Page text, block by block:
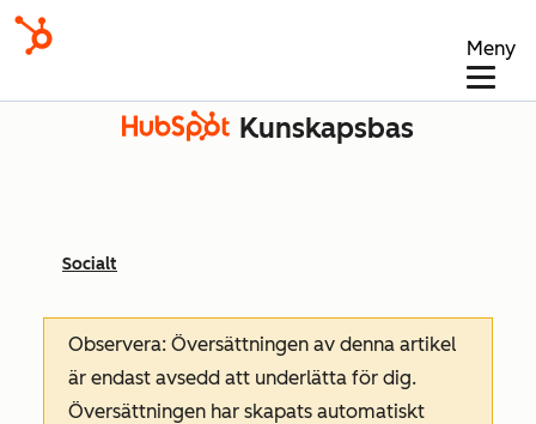
Meny
Kunskapsbas
Socialt
Observera: Översättningen av denna artikel
är endast avsedd att underlätta för dig.
Översättningen har skapats automatiskt